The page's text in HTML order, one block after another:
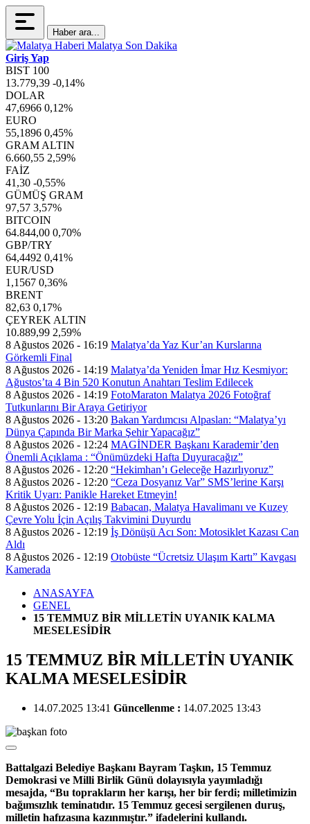
Haber ara...
Giriş Yap
BIST 100
13.779,39 -0,14%
DOLAR
47,6966 0,12%
EURO
55,1896 0,45%
GRAM ALTIN
6.660,55 2,59%
FAİZ
41,30 -0,55%
GÜMÜŞ GRAM
97,57 3,57%
BITCOIN
64.844,00 0,70%
GBP/TRY
64,4492 0,41%
EUR/USD
1,1567 0,36%
BRENT
82,63 0,17%
ÇEYREK ALTIN
10.889,99 2,59%
8 Ağustos 2026 - 16:19 Malatya’da Yaz Kur’an Kurslarına
Görkemli Final
8 Ağustos 2026 - 14:19 Malatya’da Yeniden İmar Hız Kesmiyor:
Ağustos’ta 4 Bin 520 Konutun Anahtarı Teslim Edilecek
8 Ağustos 2026 - 14:19 FotoMaraton Malatya 2026 Fotoğraf
Tutkunlarını Bir Araya Getiriyor
8 Ağustos 2026 - 13:20 Bakan Yardımcısı Alpaslan: “Malatya’yı
Dünya Çapında Bir Marka Şehir Yapacağız”
8 Ağustos 2026 - 12:24 MAGİNDER Başkanı Karademir’den
Önemli Açıklama : “Önümüzdeki Hafta Duyuracağız”
8 Ağustos 2026 - 12:20 “Hekimhan’ı Geleceğe Hazırlıyoruz”
8 Ağustos 2026 - 12:20 “Ceza Dosyanız Var” SMS’lerine Karşı
Kritik Uyarı: Panikle Hareket Etmeyin!
8 Ağustos 2026 - 12:19 Babacan, Malatya Havalimanı ve Kuzey
Çevre Yolu İçin Açılış Takvimini Duyurdu
8 Ağustos 2026 - 12:19 İş Dönüşü Acı Son: Motosiklet Kazası Can
Aldı
8 Ağustos 2026 - 12:19 Otobüste “Ücretsiz Ulaşım Kartı” Kavgası
Kamerada
ANASAYFA
GENEL
15 TEMMUZ BİR MİLLETİN UYANIK KALMA
MESELESİDİR
15 TEMMUZ BİR MİLLETİN UYANIK
KALMA MESELESİDİR
14.07.2025 13:41 Güncellenme : 14.07.2025 13:43
Battalgazi Belediye Başkanı Bayram Taşkın, 15 Temmuz
Demokrasi ve Milli Birlik Günü dolayısıyla yayımladığı
mesajda, “Bu toprakların her karışı, her bir ferdi; milletimizin
bağımsızlık teminatıdır. 15 Temmuz gecesi sergilenen duruş,
milletin hafızasına kazınmıştır.” ifadelerini kullandı.